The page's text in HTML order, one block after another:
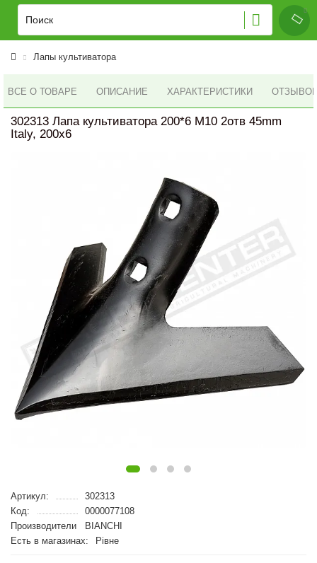
Лапы культиватора
ВСЕ О ТОВАРЕ ОПИСАНИЕ ХАРАКТЕРИСТИКИ ОТЗЫВОВ
302313 Лапа культиватора 200*6 M10 2отв 45mm
Italy, 200x6
Артикул:
302313
Код:
0000077108
Производители
BIANCHI
Есть в магазинах:
Рівне